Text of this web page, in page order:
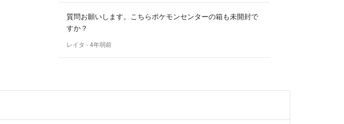
質問お願いします。こちらポケモンセンターの箱も未開封で
すか？
レイタ - 4年弱前